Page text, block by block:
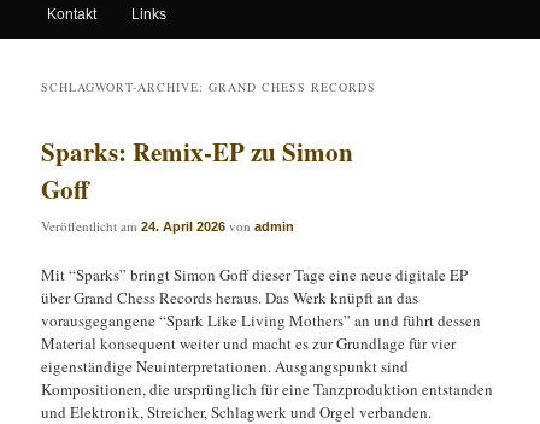
Kontakt Links
SCHLAGWORT-ARCHIVE:GRAND CHESS RECORDS
Sparks: Remix-EP zu Simon
Goff
Veröffentlicht am24. April 2026 vonadmin
Mit “Sparks” bringt Simon Goff dieser Tage eine neue digitale EP
über Grand Chess Records heraus. Das Werk knüpft an das
vorausgegangene “Spark Like Living Mothers” an und führt dessen
Material konsequent weiter und macht es zur Grundlage für vier
eigenständige Neuinterpretationen. Ausgangspunkt sind
Kompositionen, die ursprünglich für eine Tanzproduktion entstanden
und Elektronik, Streicher, Schlagwerk und Orgel verbanden.